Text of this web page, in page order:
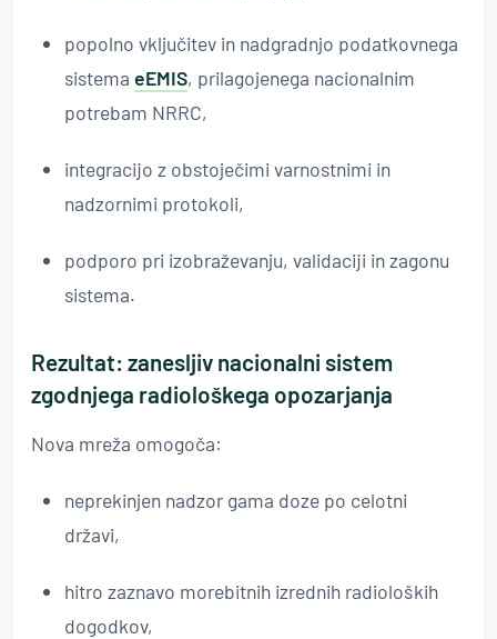
popolno vključitev in nadgradnjo podatkovnega
sistema eEMIS, prilagojenega nacionalnim
potrebam NRRC,
integracijo z obstoječimi varnostnimi in
nadzornimi protokoli,
podporo pri izobraževanju, validaciji in zagonu
sistema.
Rezultat: zanesljiv nacionalni sistem
zgodnjega radiološkega opozarjanja
Nova mreža omogoča:
neprekinjen nadzor gama doze po celotni
državi,
hitro zaznavo morebitnih izrednih radioloških
dogodkov,